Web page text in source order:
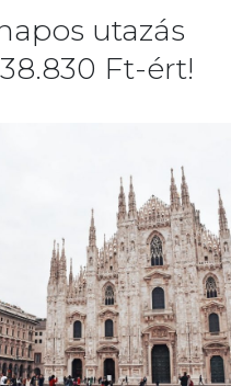
utazás
Ft-ért!